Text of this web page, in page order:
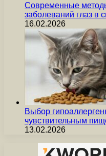
Современные
заболеваний глаз в
16.02.2026
Выбор
чувствительным
13.02.2026